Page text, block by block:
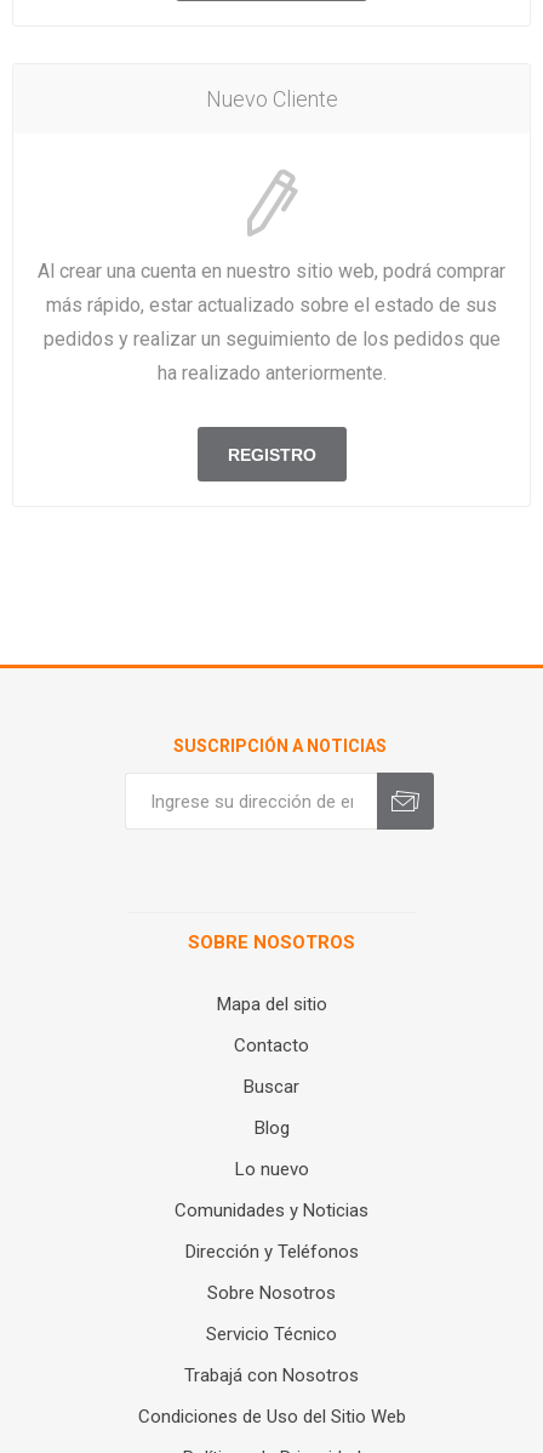
Nuevo Cliente
Al crear una cuenta en nuestro sitio web, podrá comprar
más rápido, estar actualizado sobre el estado de sus
pedidos y realizar un seguimiento de los pedidos que
ha realizado anteriormente.
SUSCRIPCIÓN A NOTICIAS
SOBRE NOSOTROS
Mapa del sitio
Contacto
Buscar
Blog
Lo nuevo
Comunidades y Noticias
Dirección y Teléfonos
Sobre Nosotros
Servicio Técnico
Trabajá con Nosotros
Condiciones de Uso del Sitio Web